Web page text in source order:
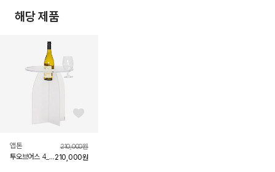
해당 제품
좋아요 버튼
앱톤
투오브어스 4_
210,000원
210,000원